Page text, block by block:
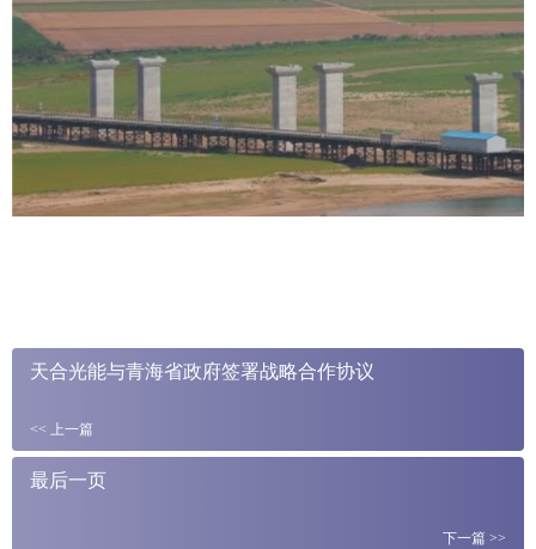
天合光能与青海省政府签署战略合作协议
<< 上一篇
最后一页
下一篇 >>